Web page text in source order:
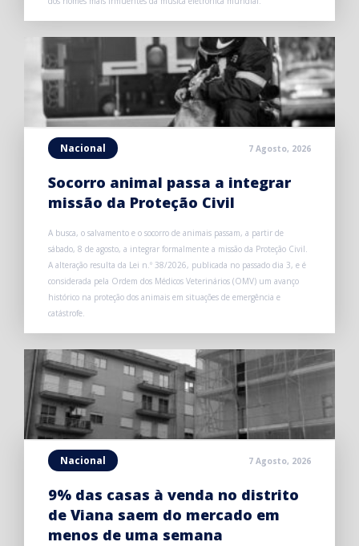
Nacional 7 Agosto, 2026
Socorro animal passa a integrar
missão da Proteção Civil
A busca, o salvamento e o socorro de animais passam, a partir de
sábado, 8 de agosto, a integrar formalmente a missão da Proteção Civil.
A alteração resulta da Lei n.º 38/2026, publicada no passado dia 3, e é
considerada pela Ordem dos Médicos Veterinários (OMV) um avanço
histórico na proteção dos animais em situações de emergência e
catástrofe.
Nacional 7 Agosto, 2026
9% das casas à venda no distrito
de Viana saem do mercado em
menos de uma semana